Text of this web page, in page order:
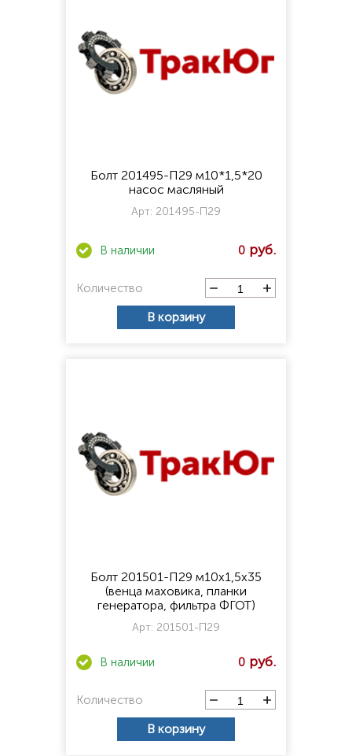
Болт 201495-П29 м10*1,5*20
насос масляный
Арт: 201495-П29
0
Количество
В корзину
Болт 201501-П29 м10х1,5х35
(венца маховика, планки
генератора, фильтра ФГОТ)
Арт: 201501-П29
0
Количество
В корзину